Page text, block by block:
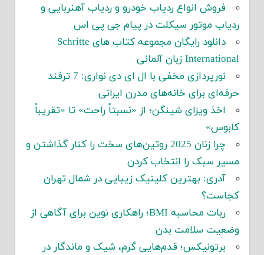
فروش انواع ردیاب خودرو و ردیاب آهنربایی و
ردیاب موتور سیکلت در پیام جی پی اس
دانلود رایگان مجموعه کتاب های Schritte
International زبان آلمانی
نورپردازی مخفی با ال ای دی نواری: 7 ترفند
حرفه‌ای برای خانه‌های مدرن ایرانی
اخذ ویزای شینگن؛ از «نسبتاً راحت» تا «تقریباً
کابوس»
چرا زنان 2025 روتین‌های سخت را کنار گذاشتن و
مسیر سبک را انتخاب کردن
آدری: بهترین کلینیک زیبایی در شمال تهران
کجاست؟
ربات محاسبه BMI؛ راهکاری نوین برای آگاهی از
وضعیت سلامت بدن
برتونیکس؛ قدم‌هایی گرم، شیک و ماندگار در